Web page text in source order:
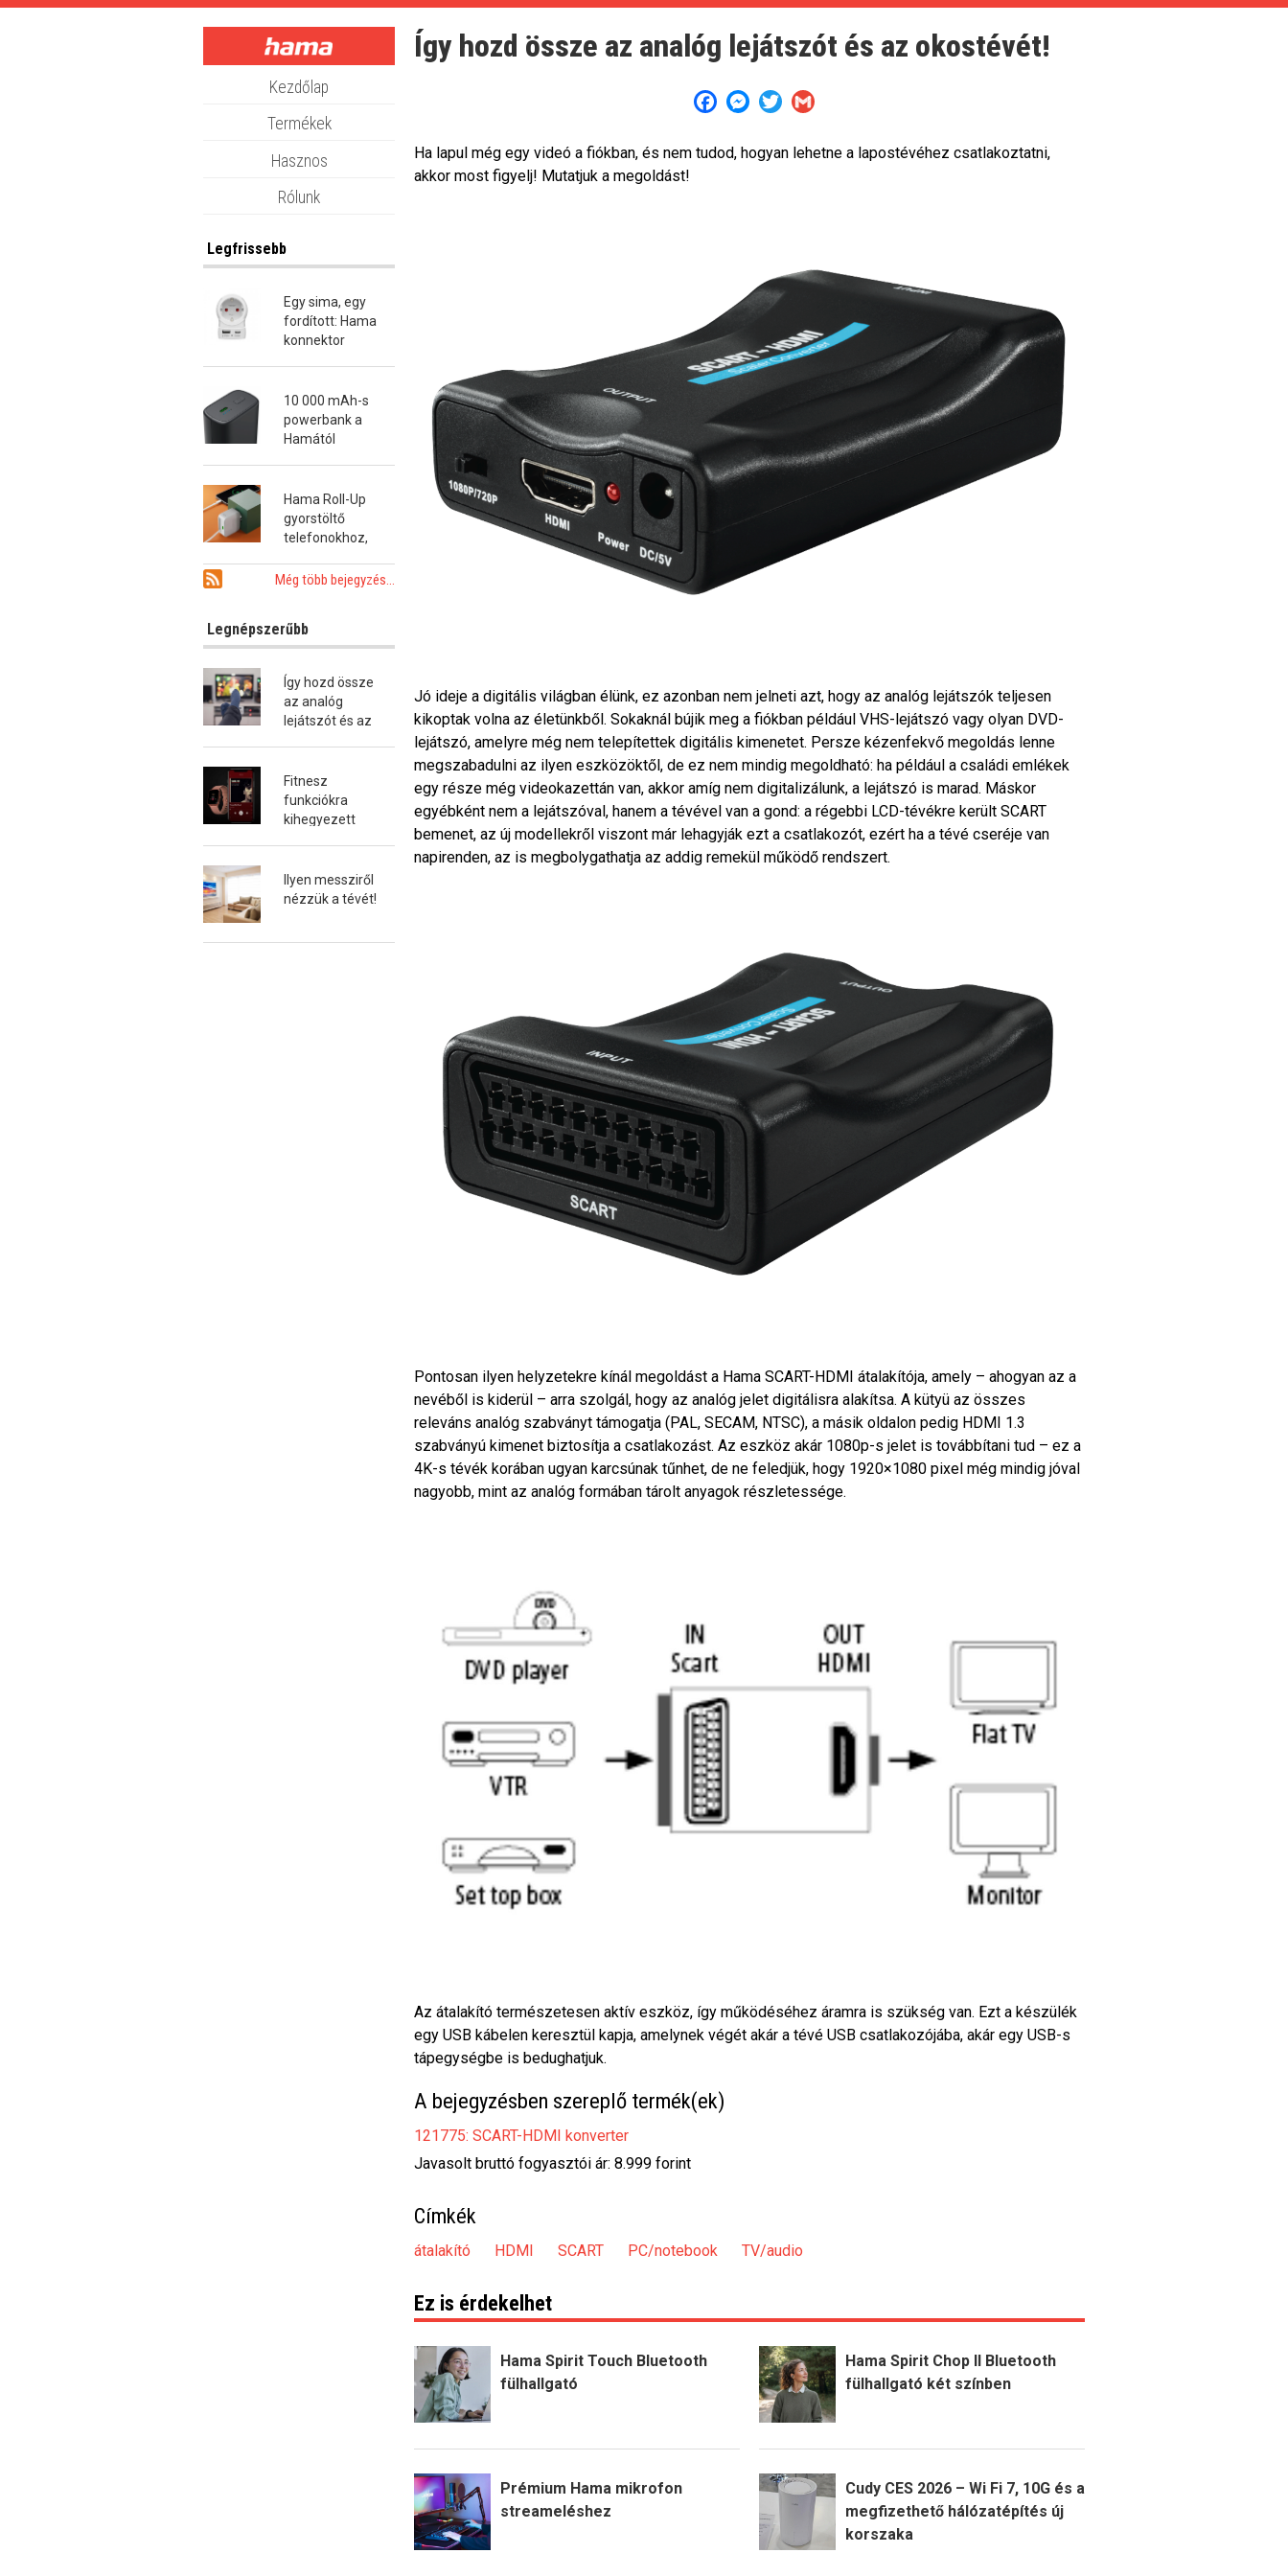
Skip
Kezdőlap
Termékek
Hasznos
Rólunk
Legfrissebb
Egy sima, egy
fordított: Hama
konnektor
10 000 mAh-s
powerbank a
Hamától
Hama Roll-Up
gyorstöltő
telefonokhoz,
notebookokhoz
Még több bejegyzés...
Legnépszerűbb
Így hozd össze
az analóg
lejátszót és az
Fitnesz
funkciókra
kihegyezett
Ilyen messziről
nézzük a tévét!
Így hozd össze az analóg lejátszót és az okostévét!
FacebookMessenger
Twitter
Ha lapul még egy videó a fiókban, és nem tudod, hogyan lehetne a lapostévéhez csatlakoztatni,
akkor most figyelj! Mutatjuk a megoldást!
Jó ideje a digitális világban élünk, ez azonban nem jelneti azt, hogy az analóg lejátszók teljesen
kikoptak volna az életünkből. Sokaknál bújik meg a fiókban például VHS-lejátszó vagy olyan DVD-
lejátszó, amelyre még nem telepítettek digitális kimenetet. Persze kézenfekvő megoldás lenne
megszabadulni az ilyen eszközöktől, de ez nem mindig megoldható: ha például a családi emlékek
egy része még videokazettán van, akkor amíg nem digitalizálunk, a lejátszó is marad. Máskor
egyébként nem a lejátszóval, hanem a tévével van a gond: a régebbi LCD-tévékre került SCART
bemenet, az új modellekről viszont már lehagyják ezt a csatlakozót, ezért ha a tévé cseréje van
napirenden, az is megbolygathatja az addig remekül működő rendszert.
Pontosan ilyen helyzetekre kínál megoldást a Hama SCART-HDMI átalakítója, amely – ahogyan az a
nevéből is kiderül – arra szolgál, hogy az analóg jelet digitálisra alakítsa. A kütyü az összes
releváns analóg szabványt támogatja (PAL, SECAM, NTSC), a másik oldalon pedig HDMI 1.3
szabványú kimenet biztosítja a csatlakozást. Az eszköz akár 1080p-s jelet is továbbítani tud – ez a
4K-s tévék korában ugyan karcsúnak tűnhet, de ne feledjük, hogy 1920×1080 pixel még mindig jóval
nagyobb, mint az analóg formában tárolt anyagok részletessége.
Az átalakító természetesen aktív eszköz, így működéséhez áramra is szükség van. Ezt a készülék
egy USB kábelen keresztül kapja, amelynek végét akár a tévé USB csatlakozójába, akár egy USB-s
tápegységbe is bedughatjuk.
A bejegyzésben szereplő termék(ek)
121775: SCART-HDMI konverter
Javasolt bruttó fogyasztói ár: 8.999 forint
Címkék
átalakító HDMI SCART PC/notebook TV/audio
Ez is érdekelhet
Hama Spirit Touch Bluetooth
fülhallgató
Hama Spirit Chop II Bluetooth
fülhallgató két színben
Prémium Hama mikrofon
streameléshez
Cudy CES 2026 – Wi Fi 7, 10G és a
megfizethető hálózatépítés új
korszaka